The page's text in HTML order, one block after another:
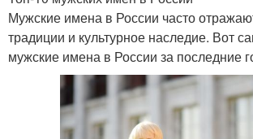
Мужские имена в России часто
традиции и культурное наследие. Вот
мужские имена в России за последние